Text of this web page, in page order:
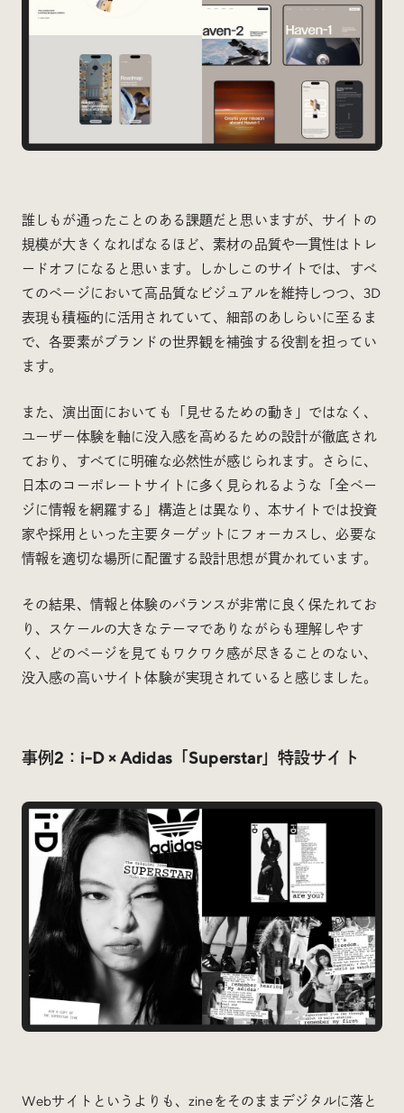
誰しもが通ったことのある課題だと思いますが、サイトの
規模が大きくなればなるほど、素材の品質や一貫性はトレ
ードオフになると思います。しかしこのサイトでは、すべ
てのページにおいて高品質なビジュアルを維持しつつ、3D
表現も積極的に活用されていて、細部のあしらいに至るま
で、各要素がブランドの世界観を補強する役割を担ってい
ます。
また、演出面においても「見せるための動き」ではなく、
ユーザー体験を軸に没入感を高めるための設計が徹底され
ており、すべてに明確な必然性が感じられます。さらに、
日本のコーポレートサイトに多く見られるような「全ペー
ジに情報を網羅する」構造とは異なり、本サイトでは投資
家や採用といった主要ターゲットにフォーカスし、必要な
情報を適切な場所に配置する設計思想が貫かれています。
その結果、情報と体験のバランスが非常に良く保たれてお
り、スケールの大きなテーマでありながらも理解しやす
く、どのページを見てもワクワク感が尽きることのない、
没入感の高いサイト体験が実現されていると感じました。
事例2： i-D × Adidas「Superstar」特設サイト
Webサイトというよりも、zineをそのままデジタルに落と